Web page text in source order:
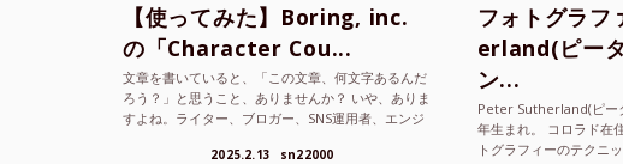
【使ってみた】Boring, inc.
の「Character Cou...
文章を書いていると、「この文章、何文字あるんだ
ろう？」と思うこと、ありませんか？ いや、ありま
すよね。ライター、ブロガー、SNS運用者、エンジ
2025.2.13 sn22000
フォトグラ
erland(ピー
ン...
Peter Sutherland(ピー
年生まれ。 コロラド在
トグラフィーのテクニ